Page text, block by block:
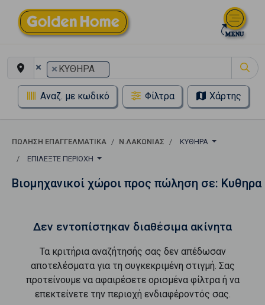
× × ΚΥΘΗΡΑ
Αναζ. με κωδικό Φίλτρα Χάρτης
ΠΏΛΗΣΗ ΕΠΑΓΓΕΛΜΑΤΙΚΆ Ν.ΛΑΚΩΝΙΑΣ
ΚΥΘΗΡΑ
ΕΠΙΛΈΞΤΕ ΠΕΡΙΟΧΉ
Βιομηχανικοί χώροι προς πώληση σε: Κυθηρα
Δεν εντοπίστηκαν διαθέσιμα ακίνητα
Τα κριτήρια αναζήτησής σας δεν απέδωσαν
αποτελέσματα για τη συγκεκριμένη στιγμή. Σας
προτείνουμε να αφαιρέσετε ορισμένα φίλτρα ή να
επεκτείνετε την περιοχή ενδιαφέροντός σας.